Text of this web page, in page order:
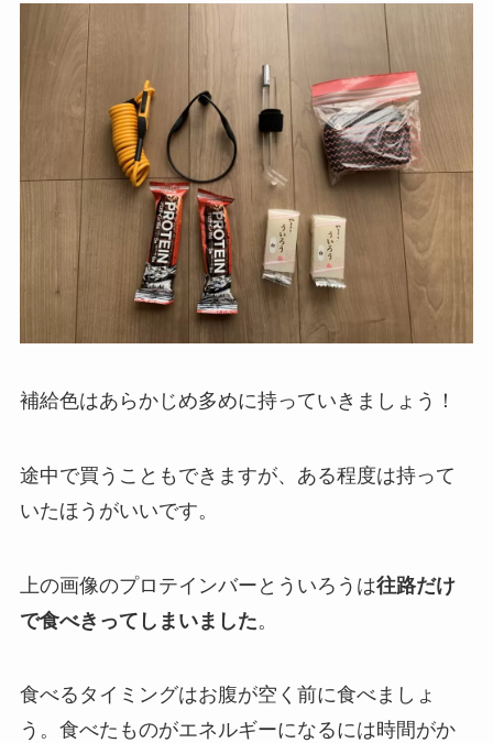
補給色はあらかじめ多めに持っていきましょう！
途中で買うこともできますが、ある程度は持って
いたほうがいいです。
上の画像のプロテインバーとういろうは往路だけ
で食べきってしまいました。
食べるタイミングはお腹が空く前に食べましょ
う。食べたものがエネルギーになるには時間がか